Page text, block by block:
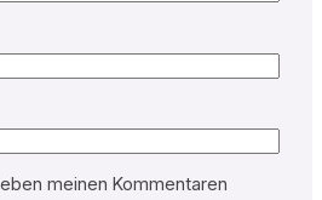
meinen Kommentaren